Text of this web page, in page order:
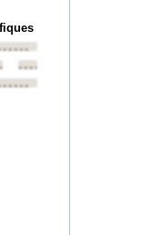
••••••••